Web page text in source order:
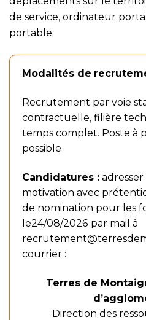
de service, ordinateur
portable.
Modalités de
Recrutement par voie
contractuelle, filière
temps complet. Poste à
possible
Candidatures :
motivation avec
de nomination pour les
le24/08/2026 par mail à
courrier :
Terres de
Direction des